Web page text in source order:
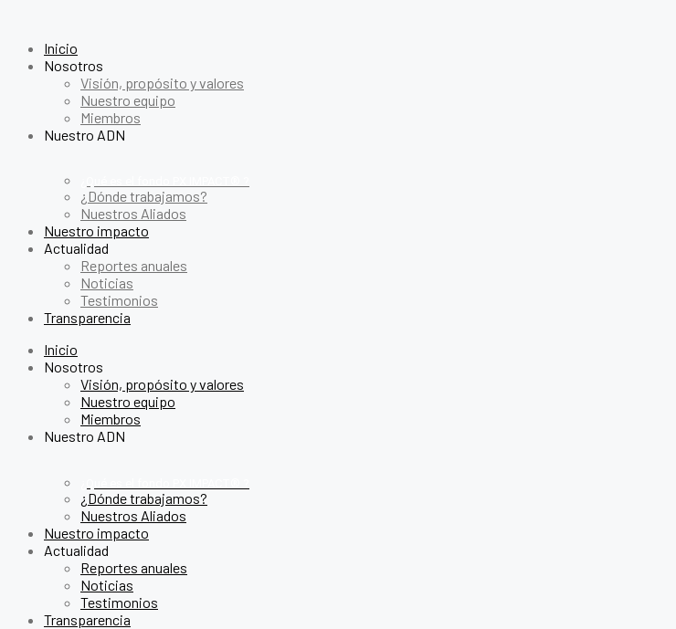
Inicio
Nosotros
Visión, propósito y valores
Nuestro equipo
Miembros
Nuestro ADN
¿Dónde trabajamos?
Nuestros Aliados
Nuestro impacto
Actualidad
Reportes anuales
Noticias
Testimonios
Transparencia
Inicio
Nosotros
Visión, propósito y valores
Nuestro equipo
Miembros
Nuestro ADN
¿Dónde trabajamos?
Nuestros Aliados
Nuestro impacto
Actualidad
Reportes anuales
Noticias
Testimonios
Transparencia